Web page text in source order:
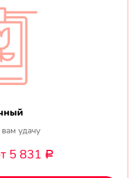
удачу
5 831 Р